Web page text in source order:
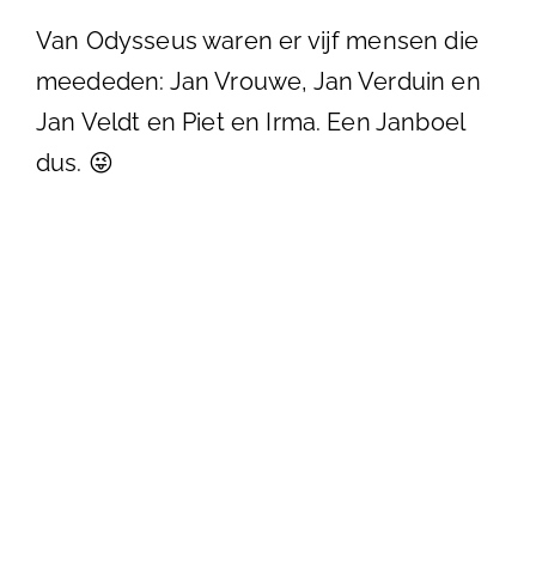
Van Odysseus waren er vijf mensen die
meededen: Jan Vrouwe, Jan Verduin en
Jan Veldt en Piet en Irma. Een Janboel
dus. 😜